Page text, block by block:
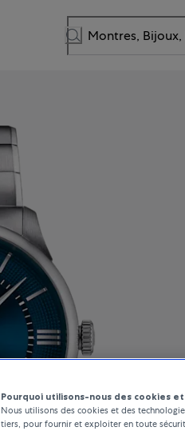
Pourquoi utilisons-nous des cookies
Nous utilisons des cookies et des
tiers, pour fournir et exploiter en toute